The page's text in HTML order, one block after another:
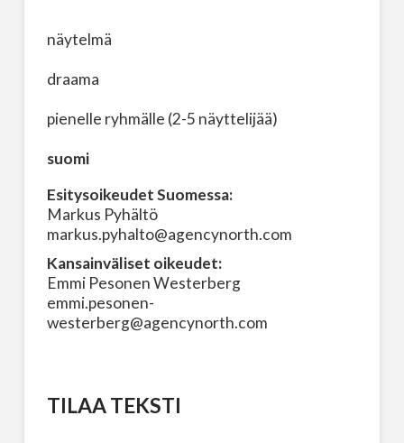
näytelmä
draama
pienelle ryhmälle (2-5 näyttelijää)
suomi
Esitysoikeudet Suomessa:
Markus Pyhältö
markus.pyhalto@agencynorth.com
Kansainväliset oikeudet:
Emmi Pesonen Westerberg
emmi.pesonen-
westerberg@agencynorth.com
TILAA TEKSTI